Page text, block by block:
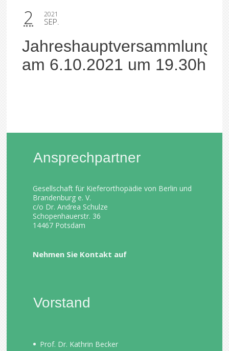
2 2021
SEP.
Jahreshauptversammlung
am 6.10.2021 um 19.30h
Ansprechpartner
Gesellschaft für Kieferorthopädie von Berlin und
Brandenburg e. V.
c/o Dr. Andrea Schulze
Schopenhauerstr. 36
14467 Potsdam
Nehmen Sie Kontakt auf
Vorstand
Prof. Dr. Kathrin Becker